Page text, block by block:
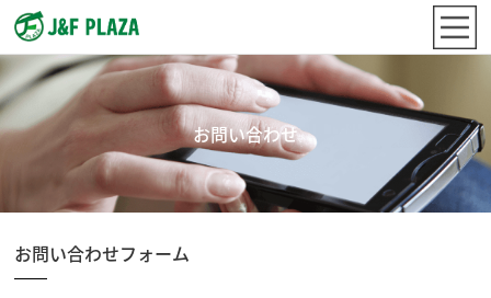
お問い合わせ
お問い合わせフォーム